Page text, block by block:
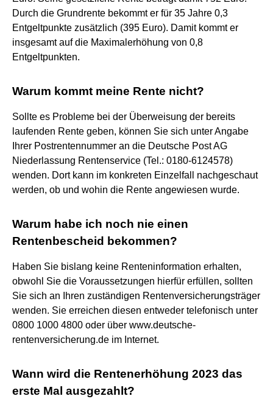
Durch die Grundrente bekommt er für 35 Jahre 0,3
Entgeltpunkte zusätzlich (395 Euro). Damit kommt er
insgesamt auf die Maximalerhöhung von 0,8
Entgeltpunkten.
Warum kommt meine Rente nicht?
Sollte es Probleme bei der Überweisung der bereits
laufenden Rente geben, können Sie sich unter Angabe
Ihrer Postrentennummer an die Deutsche Post AG
Niederlassung Rentenservice (Tel.: 0180-6124578)
wenden. Dort kann im konkreten Einzelfall nachgeschaut
werden, ob und wohin die Rente angewiesen wurde.
Warum habe ich noch nie einen
Rentenbescheid bekommen?
Haben Sie bislang keine Renteninformation erhalten,
obwohl Sie die Voraussetzungen hierfür erfüllen, sollten
Sie sich an Ihren zuständigen Rentenversicherungsträger
wenden. Sie erreichen diesen entweder telefonisch unter
0800 1000 4800 oder über www.deutsche-
rentenversicherung.de im Internet.
Wann wird die Rentenerhöhung 2023 das
erste Mal ausgezahlt?